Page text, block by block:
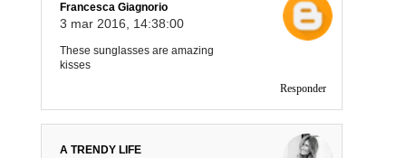
Francesca Giagnorio
3 mar 2016, 14:38:00
These sunglasses are amazing
kisses
Responder
A TRENDY LIFE